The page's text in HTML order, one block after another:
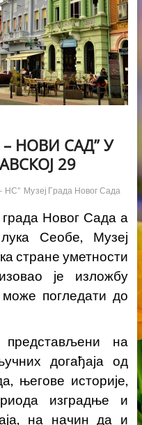
НОВИ САД” У
29
НС” Музеј Града Новог Сада
Новог Сада а
Сеобе, Музеј
стране уметности
је изложбу
погледати до
на
догађаја од
његове историје,
изградње и
на начин да и